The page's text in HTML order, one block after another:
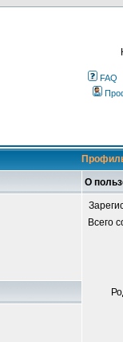
FAQ
О
Всего